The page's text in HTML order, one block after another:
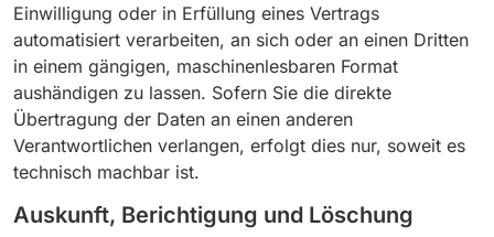
Einwilligung oder in Erfüllung eines Vertrags
automatisiert verarbeiten, an sich oder an einen Dritten
in einem gängigen, maschinenlesbaren Format
aushändigen zu lassen. Sofern Sie die direkte
Übertragung der Daten an einen anderen
Verantwortlichen verlangen, erfolgt dies nur, soweit es
technisch machbar ist.
Auskunft, Berichtigung und Löschung